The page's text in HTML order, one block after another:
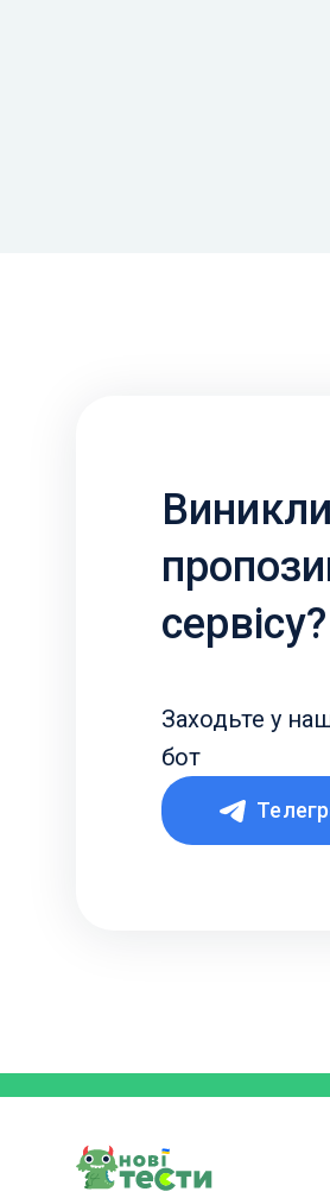
сервісу?
Заходьте у
бот